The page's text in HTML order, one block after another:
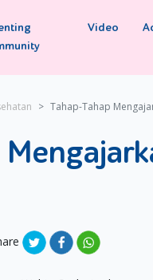
Video
Tahap-Tahap